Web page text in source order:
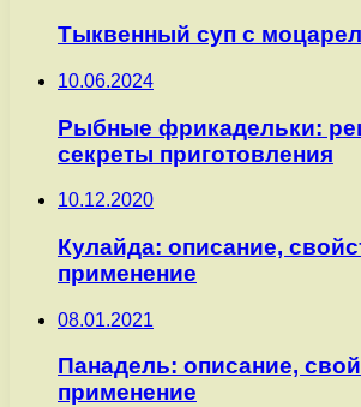
Тыквенный суп с
10.06.2024
Рыбные фрикадельки:
секреты приготовления
10.12.2020
Кулайда: описание,
применение
08.01.2021
Панадель: описание,
применение